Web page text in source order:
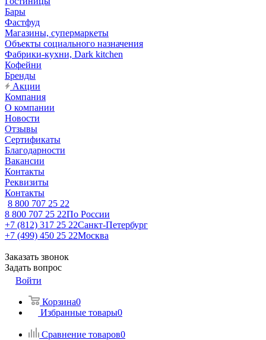
Бары
Фастфуд
Магазины, супермаркеты
Объекты социального назначения
Фабрики-кухни, Dark kitchen
Кофейни
Бренды
Акции
Компания
О компании
Новости
Отзывы
Сертификаты
Благодарности
Вакансии
Контакты
Реквизиты
Контакты
8 800 707 25 22
8 800 707 25 22По России
+7 (812) 317 25 22Санкт-Петербург
+7 (499) 450 25 22Москва
Заказать звонок
Задать вопрос
Войти
Корзина0
Избранные товары0
Сравнение товаров0